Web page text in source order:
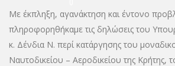
Με έκπληξη, αγανάκτηση και έντονο
πληροφορηθήκαμε τις δηλώσεις του
κ. Δένδια Ν. περί κατάργησης του
Ναυτοδικείου – Αεροδικείου της Κρήτης,